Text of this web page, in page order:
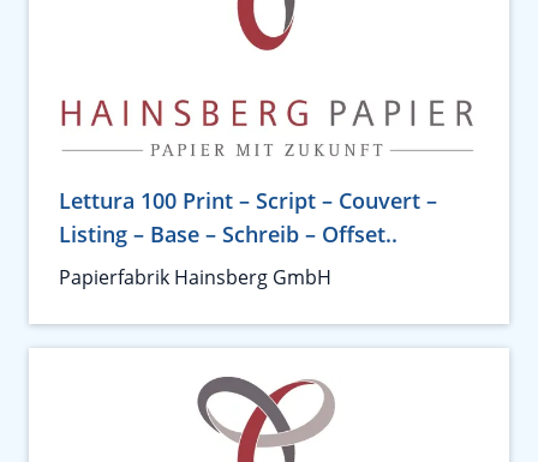
Lettura 100 Print – Script – Couvert –
Listing – Base – Schreib – Offset..
Papierfabrik Hainsberg GmbH